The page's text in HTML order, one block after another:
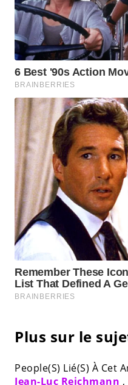
Plus sur le
People(S) Lié(S) À Cet
Jean-Luc Reichmann ,